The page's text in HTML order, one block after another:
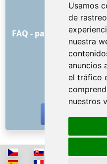
Usamos
de
nuestra
anuncios
el tráfico
nuestros
Lista
Condiciones y
FAQ - para los clientes